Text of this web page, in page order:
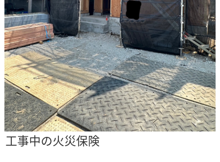
工事中の火災保険